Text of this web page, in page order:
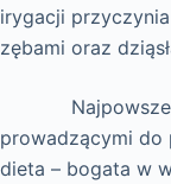
irygacji
zębami oraz
prowadzącymi do
dieta – bogata w